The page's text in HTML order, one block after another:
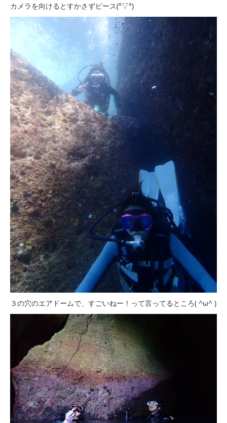
カメラを向けるとすかさずピース(°▽°)
３の穴のエアドームで、すごいねー！って言ってるところ( ^ω^ )